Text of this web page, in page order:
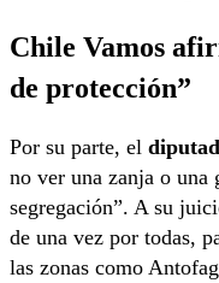
Chile Vamos
de protección”
Por su parte, el
no ver una zanja o una
segregación”. A su
de una vez por todas,
las zonas como